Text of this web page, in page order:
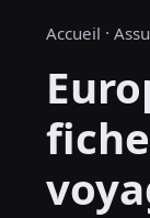
Accueil ·